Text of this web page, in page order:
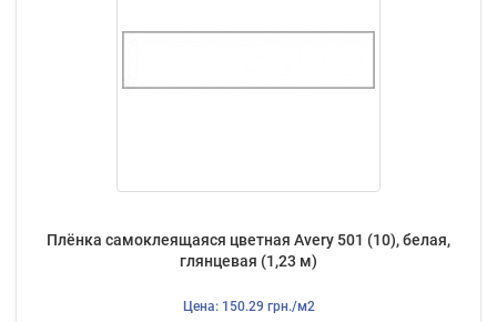
Плёнка самоклеящаяся цветная Avery 501 (10), белая,
глянцевая (1,23 м)
Цена: 150.29 грн./м2